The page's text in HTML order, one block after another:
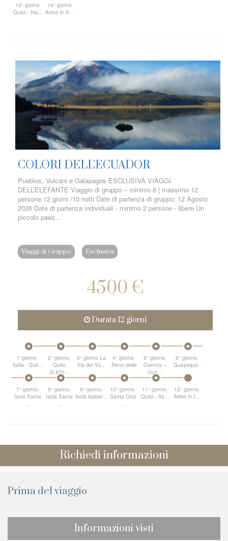
13° giorno
Quito - Ital...
14° giorno
Arrivo in It...
COLORI DELL'ECUADOR
Pueblos, Vulcani e Galapagos ESCLUSIVA VIAGGI
DELL’ELEFANTE Viaggio di gruppo – minimo 8 | massimo 12
persone 12 giorni /10 notti Date di partenza di gruppo: 12 Agosto
2026 Date di partenza individuali - minimo 2 persone - libere Un
piccolo paes...
Viaggi di Gruppo Esclusiva
4500 €
Durata 12 giorni
1°giorno,
Italia - Quit...
2° giorno,
Quito
(2.850...
3° giorno La
Via dei Vu...
4° giorno
,Treno delle
...
5° giorno,
Cuenca –
Gua...
6° giorno,
Guayaquil -
...
7° giorno,
Isola Santa
...
8° giorno,
Isola Santa
...
9° giorno,
Isola Isabel...
10° giorno,
Santa Cruz
...
11° giorno,
Quito - Ita...
12° giorno,
Arrivo in I...
Richiedi informazioni
Prima del viaggio
Informazioni visti